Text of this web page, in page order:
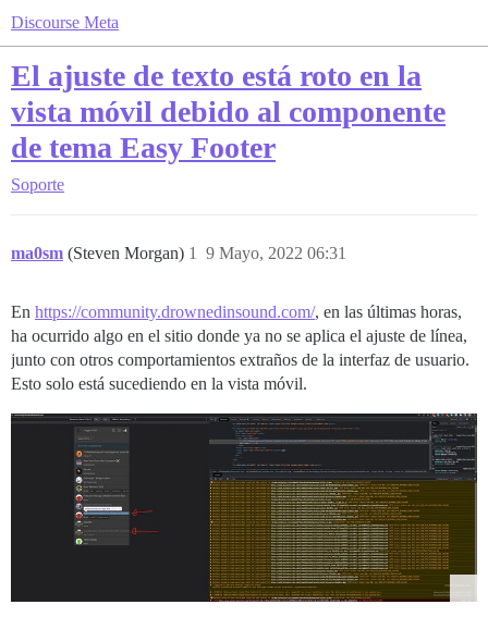
Discourse Meta
El ajuste de texto está roto en la
vista móvil debido al componente
de tema Easy Footer
Soporte
ma0sm (Steven Morgan) 9 Mayo, 2022 06:31
1
En https://community.drownedinsound.com/, en las últimas horas,
ha ocurrido algo en el sitio donde ya no se aplica el ajuste de línea,
junto con otros comportamientos extraños de la interfaz de usuario.
Esto solo está sucediendo en la vista móvil.